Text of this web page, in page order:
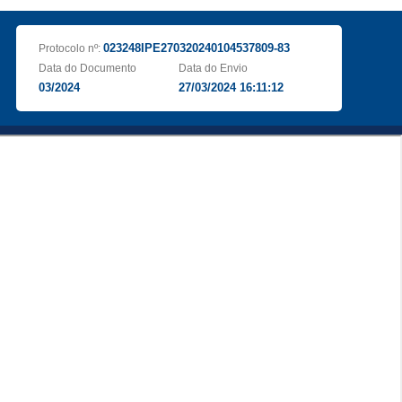
Protocolo nº: 023248IPE270320240104537809-83
Data do Documento
03/2024
Data do Envio
27/03/2024 16:11:12